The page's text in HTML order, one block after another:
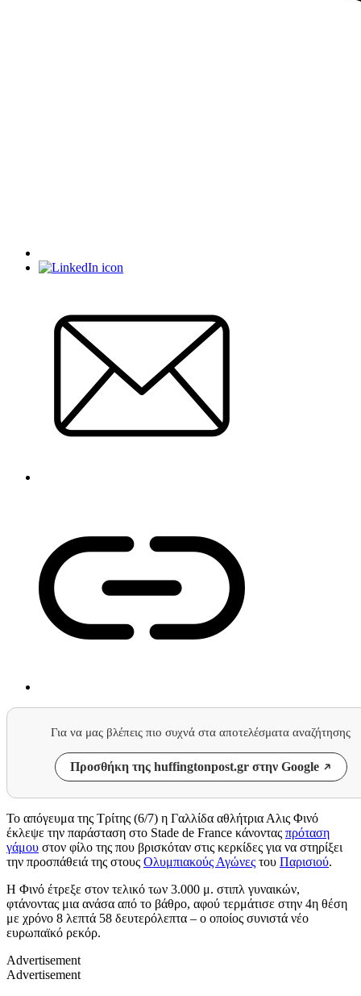
Για να μας βλέπεις πιο συχνά στα αποτελέσματα αναζήτησης
Προσθήκη της huffingtonpost.gr στην Google
Το απόγευμα της Τρίτης (6/7) η Γαλλίδα αθλήτρια Αλις Φινό
έκλεψε την παράσταση στο Stade de France κάνοντας πρόταση
γάμου στον φίλο της που βρισκόταν στις κερκίδες για να στηρίξει
την προσπάθειά της στους Ολυμπιακούς Αγώνες του Παρισιού.
Η Φινό έτρεξε στον τελικό των 3.000 μ. στιπλ γυναικών,
φτάνοντας μια ανάσα από το βάθρο, αφού τερμάτισε στην 4η θέση
με χρόνο 8 λεπτά 58 δευτερόλεπτα – ο οποίος συνιστά νέο
ευρωπαϊκό ρεκόρ.
Advertisement
Advertisement